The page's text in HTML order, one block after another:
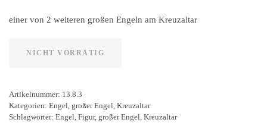
einer von 2 weiteren großen Engeln am Kreuzaltar
NICHT VORRÄTIG
Artikelnummer: 13.8.3
Kategorien: Engel großer Engel Kreuzaltar
Schlagwörter: Engel Figur, großer Engel Kreuzaltar